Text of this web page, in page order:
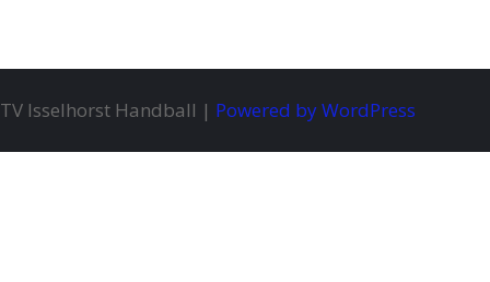
TV Isselhorst Handball | Powered by WordPress